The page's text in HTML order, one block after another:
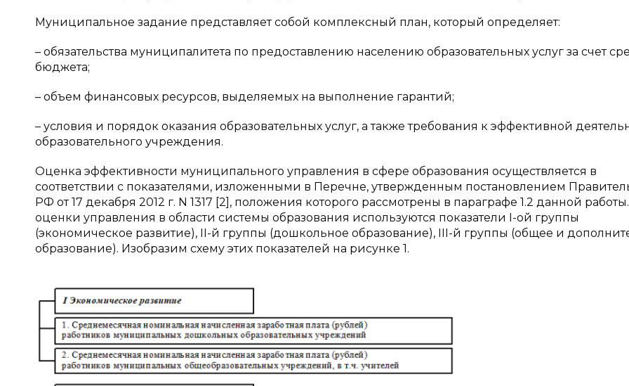
Муниципальное задание представляет собой комплексный план, который определяет:
– обязательства муниципалитета по предоставлению населению образовательных услуг за счет
бюджета;
– объем финансовых ресурсов, выделяемых на выполнение гарантий;
– условия и порядок оказания образовательных услуг, а также требования к эффективной
образовательного учреждения.
Оценка эффективности муниципального управления в сфере образования осуществляется в
соответствии с показателями, изложенными в Перечне, утвержденным постановлением
РФ от 17 декабря 2012 г. N 1317 [2], положения которого рассмотрены в параграфе 1.2 данной
оценки управления в области системы образования используются показатели I-ой группы
(экономическое развитие), II-й группы (дошкольное образование), III-й группы (общее и
образование). Изобразим схему этих показателей на рисунке 1.